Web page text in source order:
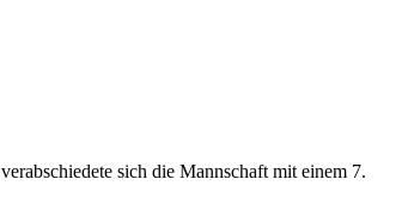
sich die Mannschaft mit einem 7.